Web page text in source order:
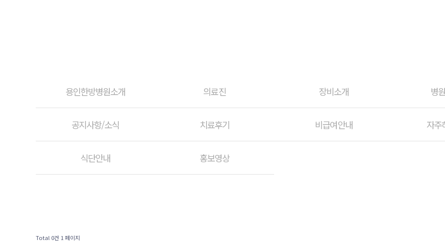
용인한방병원소개 의료진 장비소개 병
공지사항/소식 치료후기 비급여안내 자주
식단안내 홍보영상
Total 0건 1 페이지